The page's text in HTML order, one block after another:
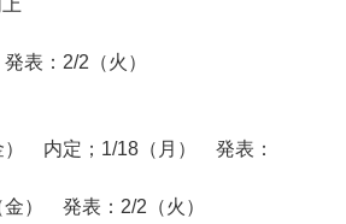
表：2/2（火）
） 内定；1/18（月） 発表：
） 発表：2/2（火）